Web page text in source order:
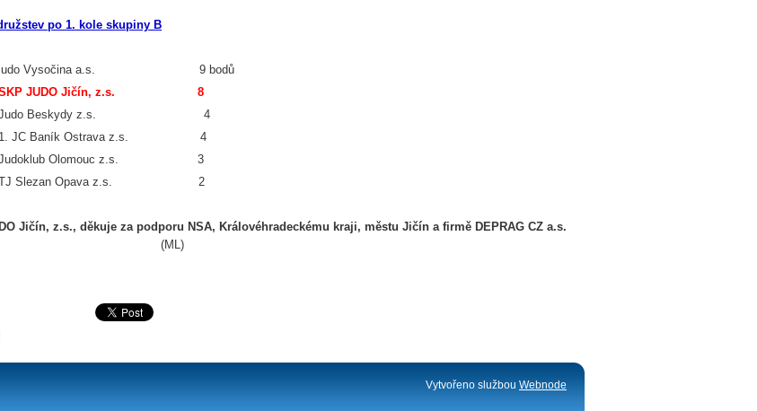
po 1. kole skupiny B
Vysočina a.s. 9 bodů
JUDO Jičín, z.s. 8
Beskydy z.s. 4
JC Baník Ostrava z.s. 4
Olomouc z.s. 3
Slezan Opava z.s. 2
Jičín, z.s., děkuje za podporu NSA, Královéhradeckému kraji, městu Jičín a firmě DEPRAG CZ a.s.
Vytvořeno službou Webnode